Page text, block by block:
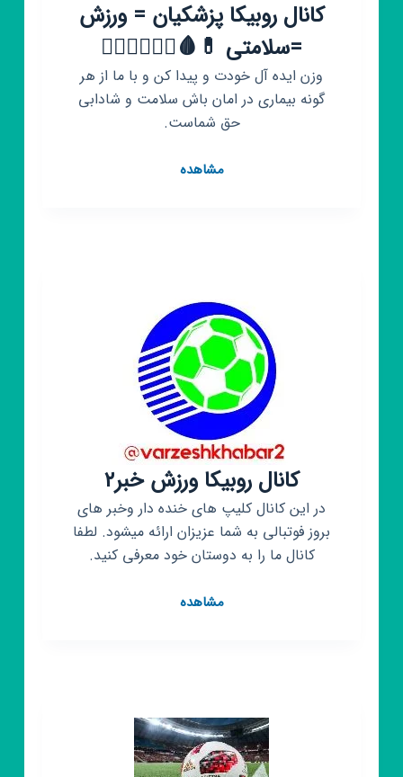
کانال روبیکا پزشکیان = ورزش
=سلامتی 💊🩸🚵‍♀️🤾‍♀️🤾‍♂️
وزن ایده آل خودت و پیدا کن و با ما از هر
گونه بیماری در امان باش سلامت و شادابی
حق شماست.
مشاهدهکانال
🩸
🚵‍♀️
🤾‍♀️
🤾‍♂️
کانال روبیکا ورزش خبر۲
در این کانال کلیپ های خنده دار وخبر های
بروز فوتبالی به شما عزیزان ارائه میشود. لطفا
کانال ما را به دوستان خود معرفی کنید.
مشاهدهکانال